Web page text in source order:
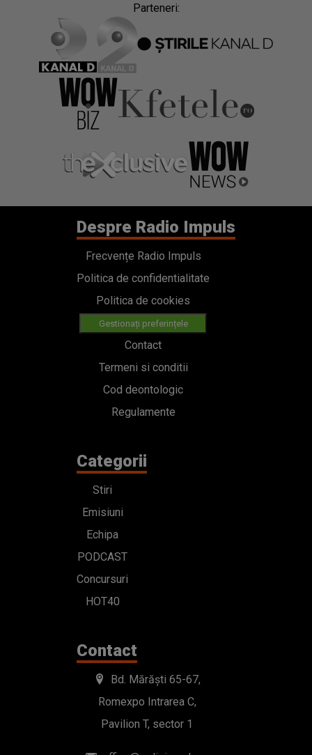
Parteneri:
Despre Radio Impuls
Frecvențe Radio Impuls
Politica de confidentialitate
Politica de cookies
Gestionați preferințele
Contact
Termeni si conditii
Cod deontologic
Regulamente
Categorii
Stiri
Emisiuni
Echipa
PODCAST
Concursuri
HOT40
Contact
Bd. Mărăști 65-67,
Romexpo Intrarea C,
Pavilion T, sector 1